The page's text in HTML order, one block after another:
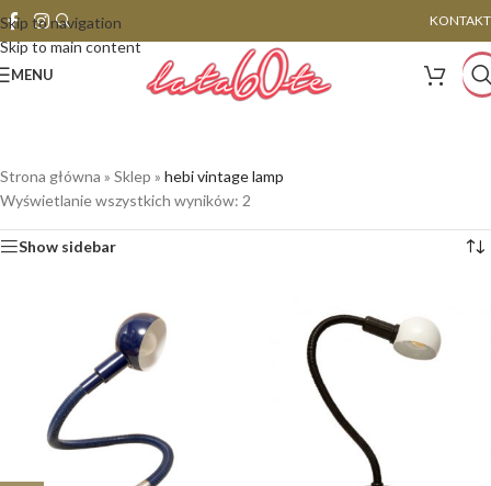
Skip to navigation
Skip to main content
KONTAKT
MENU
Strona główna » Sklep » hebi vintage lamp
Wyświetlanie wszystkich wyników: 2
Show sidebar